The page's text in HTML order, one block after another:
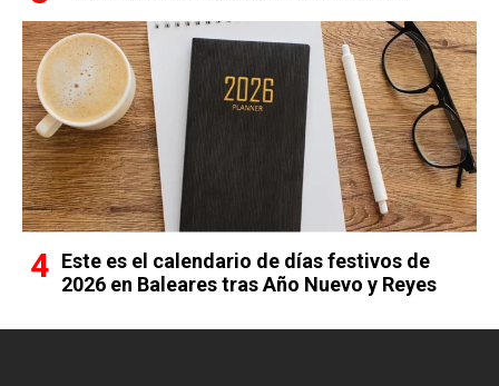
Este es el calendario de días festivos de
2026 en Baleares tras Año Nuevo y Reyes